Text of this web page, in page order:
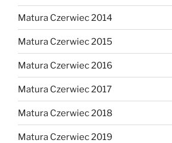
Matura Czerwiec 2014
Matura Czerwiec 2015
Matura Czerwiec 2016
Matura Czerwiec 2017
Matura Czerwiec 2018
Matura Czerwiec 2019